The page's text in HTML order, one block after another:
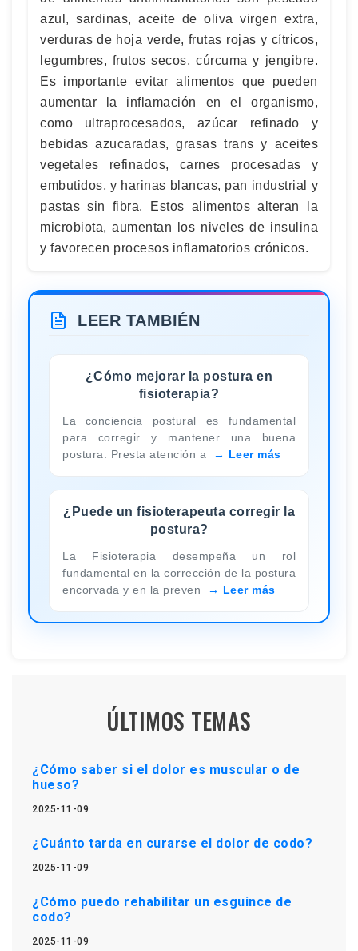
azul, sardinas, aceite de oliva virgen extra,
verduras de hoja verde, frutas rojas y cítricos,
legumbres, frutos secos, cúrcuma y jengibre.
Es importante evitar alimentos que pueden
aumentar la inflamación en el organismo,
como ultraprocesados, azúcar refinado y
bebidas azucaradas, grasas trans y aceites
vegetales refinados, carnes procesadas y
embutidos, y harinas blancas, pan industrial y
pastas sin fibra. Estos alimentos alteran la
microbiota, aumentan los niveles de insulina
y favorecen procesos inflamatorios crónicos.
LEER TAMBIÉN
¿Cómo mejorar la postura en
fisioterapia?
La conciencia postural es fundamental
para corregir y mantener una buena
postura. Presta atención a
Leer más
¿Puede un fisioterapeuta corregir la
postura?
La Fisioterapia desempeña un rol
fundamental en la corrección de la postura
encorvada y en la preven
Leer más
ÚLTIMOS TEMAS
¿Cómo saber si el dolor es muscular o de
hueso?
2025-11-09
¿Cuánto tarda en curarse el dolor de codo?
2025-11-09
¿Cómo puedo rehabilitar un esguince de
codo?
2025-11-09